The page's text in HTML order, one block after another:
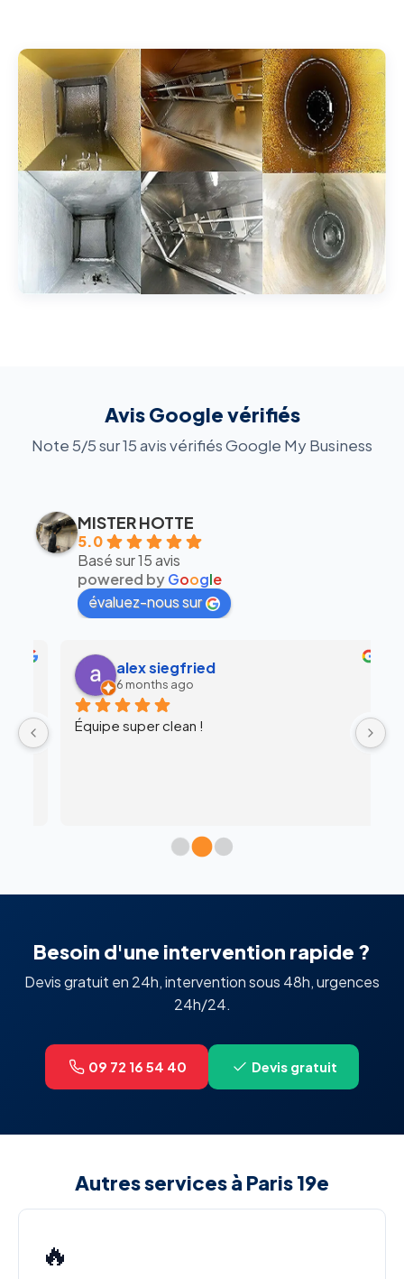
Avis Google vérifiés
Note 5/5 sur 15 avis vérifiés Google My Business
MISTER HOTTE
5.0
Basé sur 15 avis
powered byGoogle
évaluez-nous sur
alex siegfried
6 months ago
Équipe super clean !
Besoin d'une intervention rapide ?
Devis gratuit en 24h, intervention sous 48h, urgences
24h/24.
09 72 16 54 40 Devis gratuit
Autres services à Paris 19e
🔥